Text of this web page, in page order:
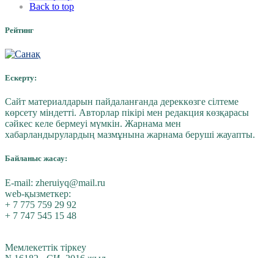
Back to top
Рейтинг
Ескерту:
Сайт материалдарын пайдаланғанда дереккөзге сілтеме
көрсету міндетті. Авторлар пікірі мен редакция көзқарасы
сәйкес келе бермеуі мүмкін. Жарнама мен
хабарландырулардың мазмұнына жарнама беруші жауапты.
Байланыс жасау:
E-mail: zheruiyq@mail.ru
web-қызметкер:
+ 7 775 759 29 92
+ 7 747 545 15 48
Мемлекеттік тіркеу